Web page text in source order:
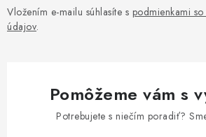
Vložením e-mailu súhlasíte s podmienkami
údajov.
Pomôžeme vám s
Potrebujete s niečím poradiť?